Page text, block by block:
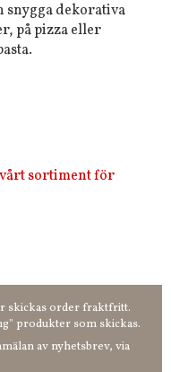
snygga dekorativa
på pizza eller
sortiment för
skickas order fraktfritt.
produkter som skickas.
av nyhetsbrev, via